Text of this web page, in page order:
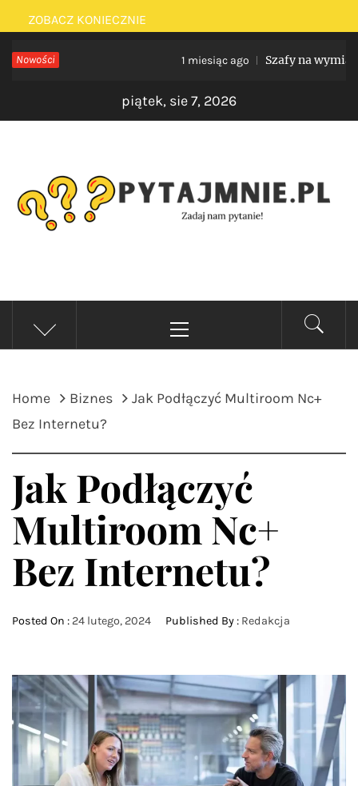
Skip
to
content
ZOBACZ KONIECZNIE
Nowości 1 miesiąc ago Szafy na wymiar do
piątek, sie 7, 2026
PYTAJMNIE.PL
Zadaj nam pytanie!
Menu
Home Biznes
Jak Podłączyć Multiroom Nc+
Bez Internetu?
Jak Podłączyć
Multiroom Nc+
Bez Internetu?
Posted On : 24 lutego, 2024 Published By : Redakcja